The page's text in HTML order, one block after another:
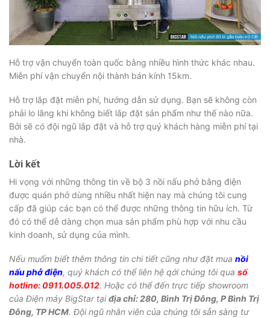
Hỗ trợ vận chuyển toàn quốc bằng nhiều hình thức khác nhau.
Miễn phí vận chuyển nội thành bán kính 15km.
Hỗ trợ lắp đặt miễn phí, hướng dẫn sử dụng. Bạn sẽ không còn
phải lo lắng khi không biết lắp đặt sản phẩm như thế nào nữa.
Bởi sẽ có đội ngũ lắp đặt và hỗ trợ quý khách hàng miễn phí tại
nhà.
Lời kết
Hi vọng với những thông tin về bộ 3 nồi nấu phở bằng điện
được quán phở dùng nhiều nhất hiện nay mà chúng tôi cung
cấp đã giúp các bạn có thể được những thông tin hữu ích. Từ
đó có thể dễ dàng chọn mua sản phẩm phù hợp với nhu cầu
kinh doanh, sử dụng của mình.
Nếu muốm biết thêm thông tin chi tiết cũng như đặt mua nồi
nấu phở điện, quý khách có thể liên hệ qới chúng tôi qua số
hotline: 0911.005.012. Hoặc có thể đến trực tiếp showroom
của Điện máy BigStar tạiđịa chỉ: 280, Bình Trị Đông, P Bình Trị
Đông, TP HCM. Đội ngũ nhân viên của chúng tôi sẵn sàng tư